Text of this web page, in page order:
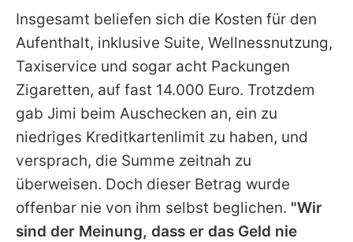
Insgesamt beliefen sich die Kosten für den
Aufenthalt, inklusive Suite, Wellnessnutzung,
Taxiservice und sogar acht Packungen
Zigaretten, auf fast 14.000 Euro. Trotzdem
gab Jimi beim Auschecken an, ein zu
niedriges Kreditkartenlimit zu haben, und
versprach, die Summe zeitnah zu
überweisen. Doch dieser Betrag wurde
offenbar nie von ihm selbst beglichen. "Wir
sind der Meinung, dass er das Geld nie